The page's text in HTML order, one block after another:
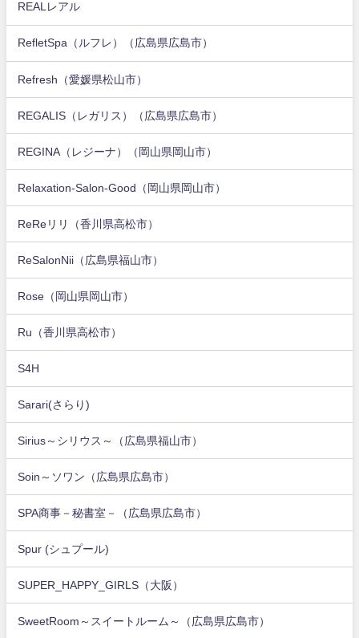
REALレアル
RefletSpa（ルフレ）（広島県広島市）
Refresh（愛媛県松山市）
REGALIS（レガリス）（広島県広島市）
REGINA（レジーナ）（岡山県岡山市）
Relaxation-Salon-Good（岡山県岡山市）
ReReリリ（香川県高松市）
ReSalonNii（広島県福山市）
Rose（岡山県岡山市）
Ru（香川県高松市）
S4H
Sarari(さらり)
Sirius～シリウス～（広島県福山市）
Soin～ソワン（広島県広島市）
SPA商事－秘書室－（広島県広島市）
Spur (シュプール)
SUPER_HAPPY_GIRLS（大阪）
SweetRoom～スイートルーム～（広島県広島市）